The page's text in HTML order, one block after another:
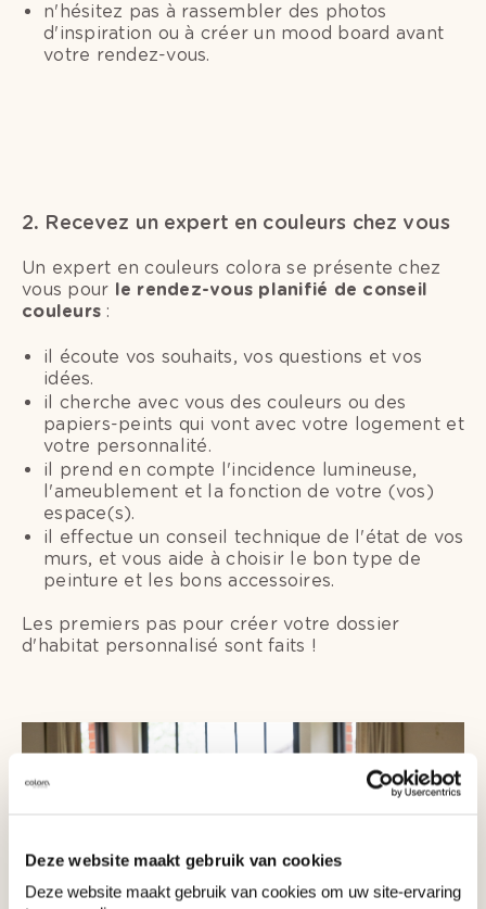
Deze website maakt gebruik van cookies
Deze website maakt gebruik van cookies om uw site-ervaring
n'hésitez pas à rassembler des photos
d'inspiration ou à créer un mood board avant
votre rendez-vous.
2. Recevez un expert en couleurs chez vous
Un expert en couleurs colora se présente chez
vous pour le rendez-vous planifié de conseil
couleurs :
il écoute vos souhaits, vos questions et vos
idées.
il cherche avec vous des couleurs ou des
papiers-peints qui vont avec votre logement et
votre personnalité.
il prend en compte l'incidence lumineuse,
l'ameublement et la fonction de votre (vos)
espace(s).
il effectue un conseil technique de l'état de vos
murs, et vous aide à choisir le bon type de
peinture et les bons accessoires.
Les premiers pas pour créer votre dossier
d'habitat personnalisé sont faits !